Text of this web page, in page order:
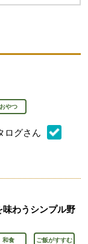
おやつ
ログさん
味わうシンプル野
和食 ご飯がすすむ